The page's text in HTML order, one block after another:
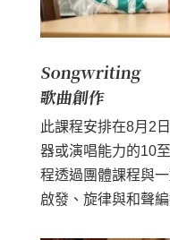
Songwriting
歌曲創作
此課程安排在8月2
器或演唱能力的10
程透過團體課程與
啟發、旋律與和聲